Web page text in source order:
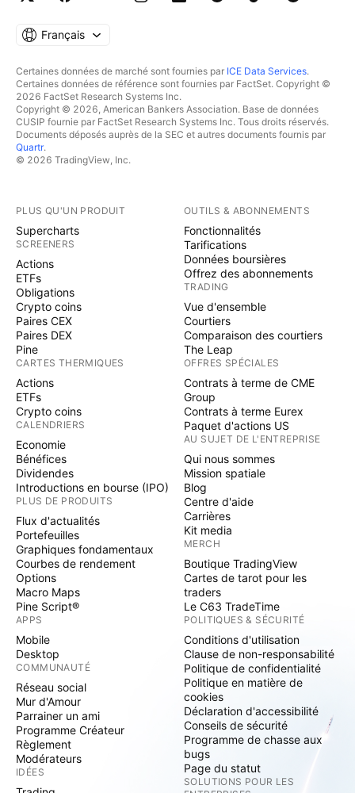
Français
Certaines données de marché sont fournies par ICE Data Services.
Certaines données de référence sont fournies par FactSet. Copyright ©
2026 FactSet Research Systems Inc.
Copyright © 2026, American Bankers Association. Base de données
CUSIP fournie par FactSet Research Systems Inc. Tous droits réservés.
Documents déposés auprès de la SEC et autres documents fournis par
Quartr.
© 2026 TradingView, Inc.
PLUS QU'UN PRODUIT
Supercharts
SCREENERS
Actions
ETFs
Obligations
Crypto coins
Paires CEX
Paires DEX
Pine
CARTES THERMIQUES
Actions
ETFs
Crypto coins
CALENDRIERS
Economie
Bénéfices
Dividendes
Introductions en bourse (IPO)
PLUS DE PRODUITS
Flux d'actualités
Portefeuilles
Graphiques fondamentaux
Courbes de rendement
Options
Macro Maps
Pine Script®
APPS
Mobile
Desktop
COMMUNAUTÉ
Réseau social
Mur d'Amour
Parrainer un ami
Programme Créateur
Règlement
Modérateurs
IDÉES
OUTILS & ABONNEMENTS
Fonctionnalités
Tarifications
Données boursières
Offrez des abonnements
TRADING
Vue d'ensemble
Courtiers
Comparaison des courtiers
The Leap
OFFRES SPÉCIALES
Contrats à terme de CME
Group
Contrats à terme Eurex
Paquet d'actions US
AU SUJET DE L'ENTREPRISE
Qui nous sommes
Mission spatiale
Blog
Centre d'aide
Carrières
Kit media
MERCH
Boutique TradingView
Cartes de tarot pour les
traders
Le C63 TradeTime
POLITIQUES & SÉCURITÉ
Conditions d'utilisation
Clause de non-responsabilité
Politique de confidentialité
Politique en matière de
cookies
Déclaration d'accessibilité
Conseils de sécurité
Programme de chasse aux
bugs
Page du statut
SOLUTIONS POUR LES